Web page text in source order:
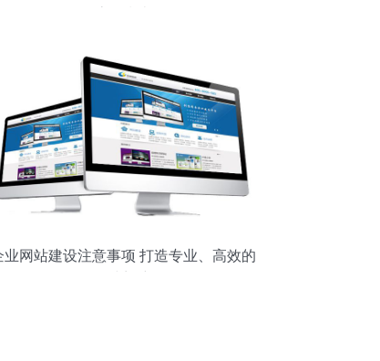
业网站建设注意事项 打造专业、高效的